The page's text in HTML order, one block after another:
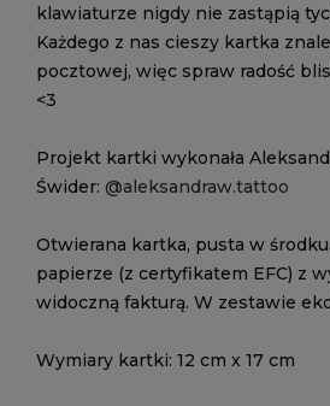
klawiaturze nigdy nie zastąpią
Każdego z nas cieszy kartka
pocztowej, więc spraw radość
<3
Projekt kartki wykonała
Świder: @aleksandraw.tattoo
Otwierana kartka, pusta w
papierze (z certyfikatem EFC) z
widoczną fakturą. W zestawie
Wymiary kartki: 12 cm x 17 cm